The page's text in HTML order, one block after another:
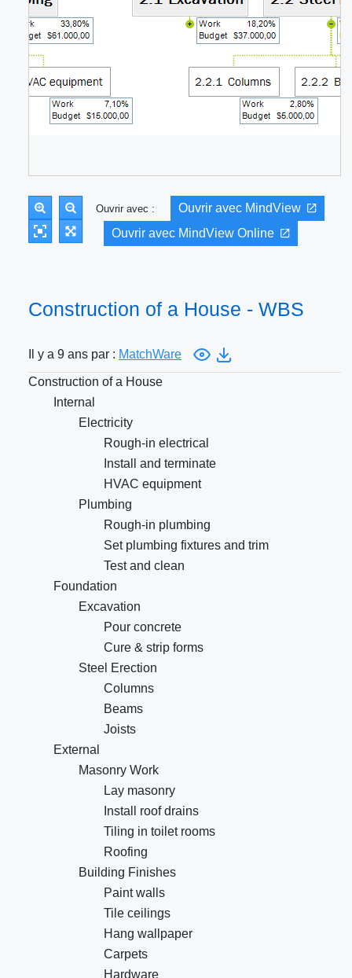
Ouvrir avec :
Ouvrir avec MindView
Ouvrir avec MindView Online
Construction of a House - WBS
Il y a 9 ans par : MatchWare
Construction of a House
Internal
Electricity
Rough-in electrical
Install and terminate
HVAC equipment
Plumbing
Rough-in plumbing
Set plumbing fixtures and trim
Test and clean
Foundation
Excavation
Pour concrete
Cure & strip forms
Steel Erection
Columns
Beams
Joists
External
Masonry Work
Lay masonry
Install roof drains
Tiling in toilet rooms
Roofing
Building Finishes
Paint walls
Tile ceilings
Hang wallpaper
Carpets
Hardware